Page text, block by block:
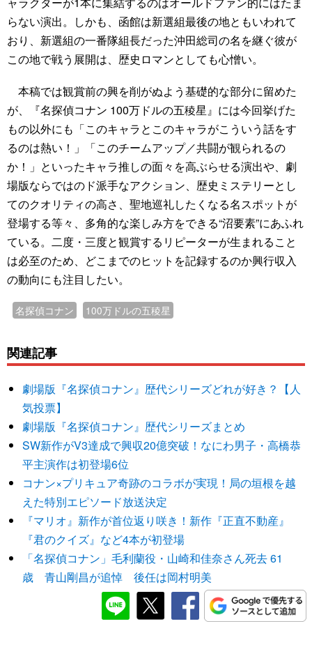
らない演出。しかも、函館は新選組最後の地ともいわれて
おり、新選組の一番隊組長だった沖田総司の名を継ぐ彼が
この地で戦う展開は、歴史ロマンとしても心憎い。
本稿では観賞前の興を削がぬよう基礎的な部分に留めた
が、『名探偵コナン 100万ドルの五稜星』には今回挙げた
もの以外にも「このキャラとこのキャラがこういう話をす
るのは熱い！」「このチームアップ／共闘が観られるの
か！」といったキャラ推しの面々を高ぶらせる演出や、劇
場版ならではのド派手なアクション、歴史ミステリーとし
てのクオリティの高さ、聖地巡礼したくなる名スポットが
登場する等々、多角的な楽しみ方をできる“沼要素”にあふれ
ている。二度・三度と観賞するリピーターが生まれること
は必至のため、どこまでのヒットを記録するのか興行収入
の動向にも注目したい。
名探偵コナン 100万ドルの五稜星
関連記事
劇場版『名探偵コナン』歴代シリーズどれが好き？【人
気投票】
劇場版『名探偵コナン』歴代シリーズまとめ
SW新作がV3達成で興収20億突破！なにわ男子・高橋恭
平主演作は初登場6位
コナン×プリキュア奇跡のコラボが実現！局の垣根を越
えた特別エピソード放送決定
『マリオ』新作が首位返り咲き！新作『正直不動産』
『君のクイズ』など4本が初登場
「名探偵コナン」毛利蘭役・山崎和佳奈さん死去 61
歳 青山剛昌が追悼 後任は岡村明美